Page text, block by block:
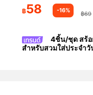
฿58 -16% ฿69
4ชิ้น/ชุด สร้อ
สำหรับสวมใส่ประจำวั